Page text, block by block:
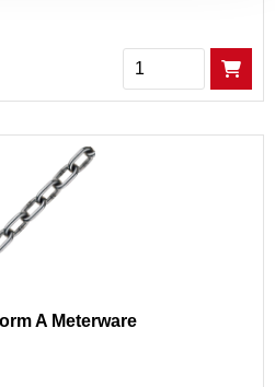
Menge
A Meterware